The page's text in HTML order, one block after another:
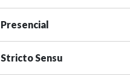
Presencial
Stricto Sensu